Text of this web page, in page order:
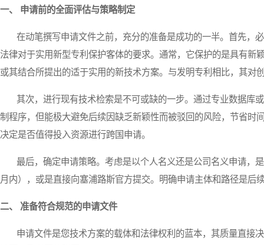
一、 申请前的全面评估与策略制定
在动笔撰写申请文件之前，充分的准备是成功的一半。首先，
法律对于实用新型专利保护客体的要求。通常，它保护的是具有
或其结合所提出的适于实用的新技术方案。与发明专利相比，其对
其次，进行现有技术检索是不可或缺的一步。通过专业数据库
制程序，但能极大避免后续因缺乏新颖性而被驳回的风险，节省
决定是否值得投入资源进行跨国申请。
最后，确定申请策略。考虑是以个人名义还是公司名义申请，
月内），或是直接向塞浦路斯官方提交。明确申请主体和路径是后
二、 准备符合规范的申请文件
申请文件是您技术方案的载体和法律权利的蓝本，其质量直接决